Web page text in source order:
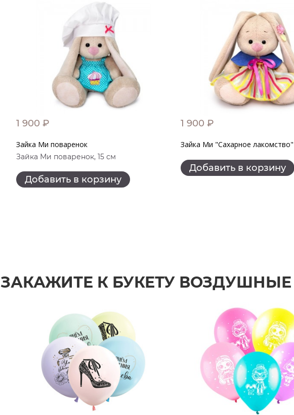
1 900 ₽
Зайка Ми поваренок
Зайка Ми поваренок, 15 см
Добавить в корзину
1 900 ₽
Зайка Ми "Сахарное лакомство"
Добавить в корзину
ЗАКАЖИТЕ К БУКЕТУ